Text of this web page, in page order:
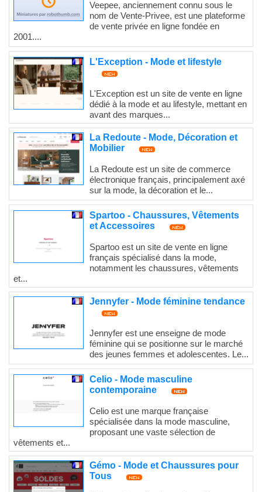
Veepee, anciennement connu sous le
nom de Vente-Privee, est une plateforme
de vente privée en ligne fondée en
2001....
L'Exception - Mode et lifestyle
L'Exception est un site de vente en ligne
dédié à la mode et au lifestyle, mettant en
avant des marques...
La Redoute - Mode, Décoration et
Mobilier
La Redoute est un site de commerce
électronique français, principalement axé
sur la mode, la décoration et le...
Spartoo - Chaussures, Vêtements
et Accessoires
Spartoo est un site de vente en ligne
français spécialisé dans la mode,
notamment les chaussures, vêtements
et...
Jennyfer - Mode féminine tendance
Jennyfer est une enseigne de mode
féminine qui se positionne sur le marché
des jeunes femmes et adolescentes. Le...
Celio - Mode masculine
contemporaine
Celio est une marque française
spécialisée dans la mode masculine,
proposant une vaste sélection de
vêtements et...
Gémo - Mode et Chaussures pour
Tous